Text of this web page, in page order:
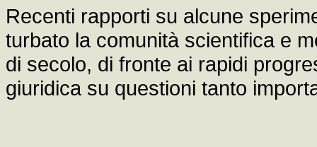
Recenti rapporti su alcune
turbato la comunità scientifica e
di secolo, di fronte ai rapidi
giuridica su questioni tanto